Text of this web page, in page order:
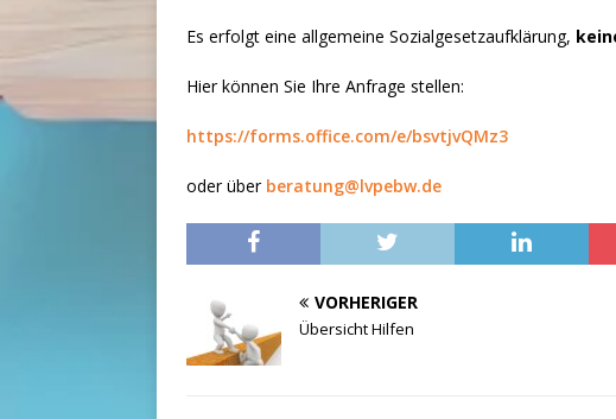
Es erfolgt eine allgemeine Sozialgesetzaufklärung,
Hier können Sie Ihre Anfrage stellen:
https://forms.office.com/e/bsvtjvQMz3
oder überberatung@lvpebw.de
VORHERIGER
Übersicht Hilfen